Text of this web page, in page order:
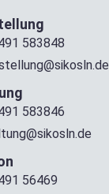
583848
583846
56469